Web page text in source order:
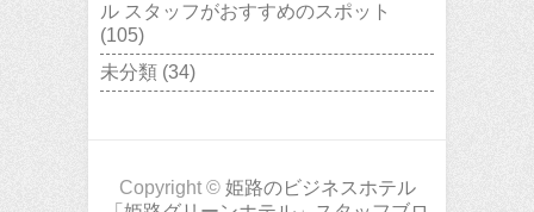
ル スタッフがおすすめのスポット
(105)
未分類 (34)
Copyright © 姫路のビジネスホテル